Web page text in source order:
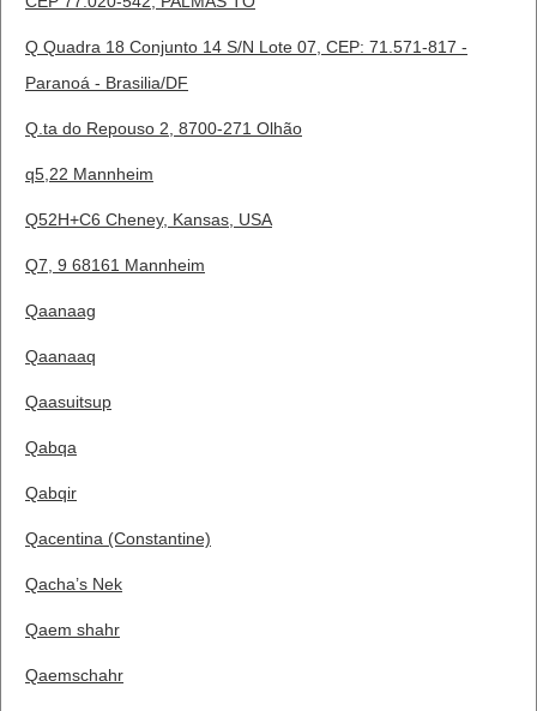
Q Quadra 18 Conjunto 14 S/N Lote 07, CEP: 71.571-817 -
Paranoá - Brasilia/DF
Q.ta do Repouso 2, 8700-271 Olhão
q5,22 Mannheim
Q52H+C6 Cheney, Kansas, USA
Q7, 9 68161 Mannheim
Qaanaag
Qaanaaq
Qaasuitsup
Qabqa
Qabqir
Qacentina (Constantine)
Qacha’s Nek
Qaem shahr
Qaemschahr